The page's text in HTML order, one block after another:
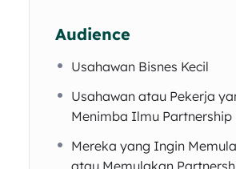
Audience
Usahawan Bisnes Kecil
Usahawan atau Pekerja
Menimba Ilmu Partnership
Mereka yang Ingin
atau Memulakan